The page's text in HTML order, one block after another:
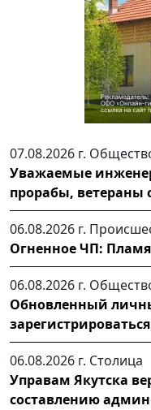
07.08.2026 г.
Уважаемые
прорабы, ветераны
06.08.2026 г.
Огненное ЧП: Пламя
06.08.2026 г.
Обновленный
06.08.2026 г. Столица
Управам Якутска
составлению